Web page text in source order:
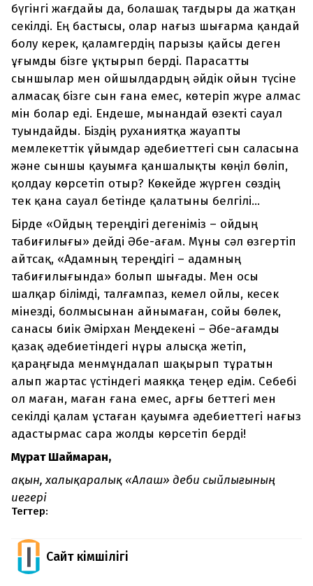
бүгінгі жағдайы да, болашақ тағдыры да жатқан
секілді. Ең бастысы, олар нағыз шығарма қандай
болу керек, қаламгердің парызы қайсы деген
ұғымды бізге ұқтырып берді. Парасатты
сыншылар мен ойшылдардың әйдік ойын түсіне
алмасақ бізге сын ғана емес, көтеріп жүре алмас
мін болар еді. Ендеше, мынандай өзекті сауал
туындайды. Біздің руханиятқа жауапты
мемлекеттік ұйымдар әдебиеттегі сын саласына
және сыншы қауымға қаншалықты көңіл бөліп,
қолдау көрсетіп отыр? Көкейде жүрген сөздің
тек қана сауал бетінде қалатыны белгілі...
Бірде «Ойдың тереңдігі дегеніміз – ойдың
табиғилығы» дейді Әбе-ағам. Мұны сәл өзгертіп
айтсақ, «Адамның тереңдігі – адамның
табиғилығында» болып шығады. Мен осы
шалқар білімді, талғампаз, кемел ойлы, кесек
мінезді, болмысынан айнымаған, сойы бөлек,
санасы биік Әмірхан Меңдекені – Әбе-ағамды
қазақ әдебиетіндегі нұры алысқа жетіп,
қараңғыда менмұндалап шақырып тұратын
алып жартас үстіндегі маякқа теңер едім. Себебі
ол маған, маған ғана емес, арғы беттегі мен
секілді қалам ұстаған қауымға әдебиеттегі нағыз
адастырмас сара жолды көрсетіп берді!
Мұрат Шаймаран,
ақын, халықаралық «Алаш» әдеби сыйлығының
иегері
Тегтер:
Сайт Әкімшілігі